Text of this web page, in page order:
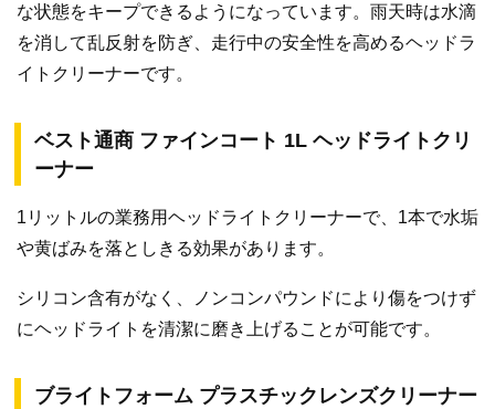
な状態をキープできるようになっています。雨天時は水滴
を消して乱反射を防ぎ、走行中の安全性を高めるヘッドラ
イトクリーナーです。
ベスト通商 ファインコート 1L ヘッドライトクリ
ーナー
1リットルの業務用ヘッドライトクリーナーで、1本で水垢
や黄ばみを落としきる効果があります。
シリコン含有がなく、ノンコンパウンドにより傷をつけず
にヘッドライトを清潔に磨き上げることが可能です。
ブライトフォーム プラスチックレンズクリーナー